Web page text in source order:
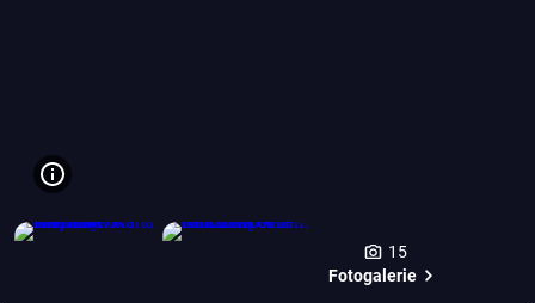
15
Fotogalerie